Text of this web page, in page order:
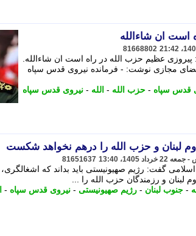
است ان شاءالله
81668802
عظیم حزب الله در راه است ان شاءالله.
فضای مجازی نوشت: - فرمانده نیروی قدس سپاه
قدس سپاه - حزب الله - الله - نیروی قدس سپاه
لبنان و حزب الله را درهم نخواهد شکست
81651637
گفت: رژیم صهیونیستی باید بداند که
لبنان و رزمندگان حزب الله را ...
- جنوب لبنان - رژیم صهیونیستی - نیروی قدس سپاه -